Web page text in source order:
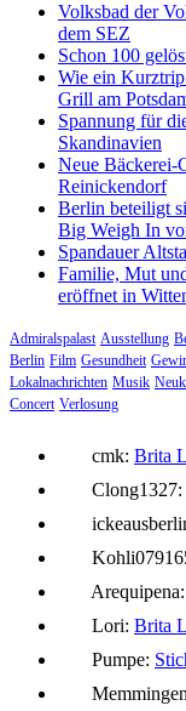
Volksbad der
dem SEZ
Schon 100
Wie ein
Grill am
Spannung für
Skandinavien
Neue Bäckerei-
Reinickendorf
Berlin beteiligt
Big Weigh In
Spandauer
Familie, Mut
eröffnet in
Admiralspalast Ausstellung
Berlin Film Gesundheit
Lokalnachrichten Musik
Concert Verlosung
cmk: Brita
Clong1327:
Arequipena:
Lori: Brita
Pumpe: